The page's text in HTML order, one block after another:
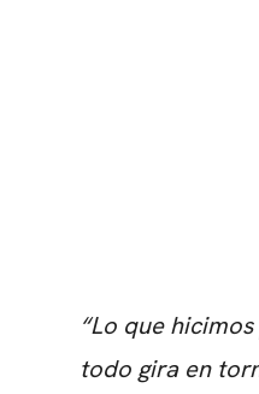
“Lo que
todo gira en